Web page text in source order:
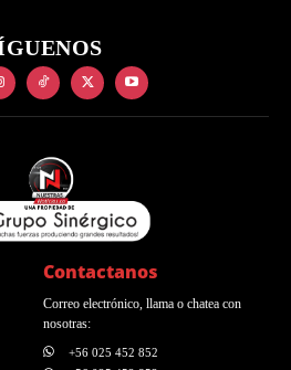
Contactanos
Correo electrónico, llama o chatea con
nosotras:
+56 025 452 852